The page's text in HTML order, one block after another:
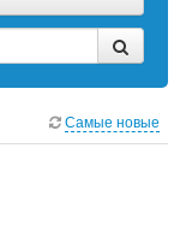
Самые новые